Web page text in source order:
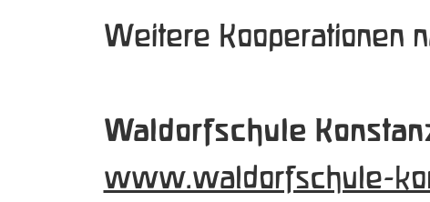
Weitere Kooperationen
Waldorfschule
www.waldorfschule-